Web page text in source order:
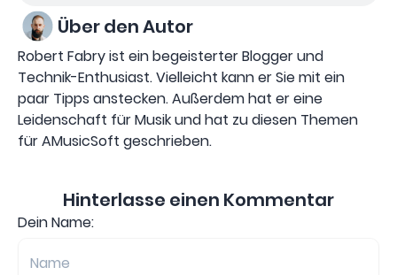
Über den Autor
Robert Fabry ist ein begeisterter Blogger und
Technik-Enthusiast. Vielleicht kann er Sie mit ein
paar Tipps anstecken. Außerdem hat er eine
Leidenschaft für Musik und hat zu diesen Themen
für AMusicSoft geschrieben.
Hinterlasse einen Kommentar
Dein Name: